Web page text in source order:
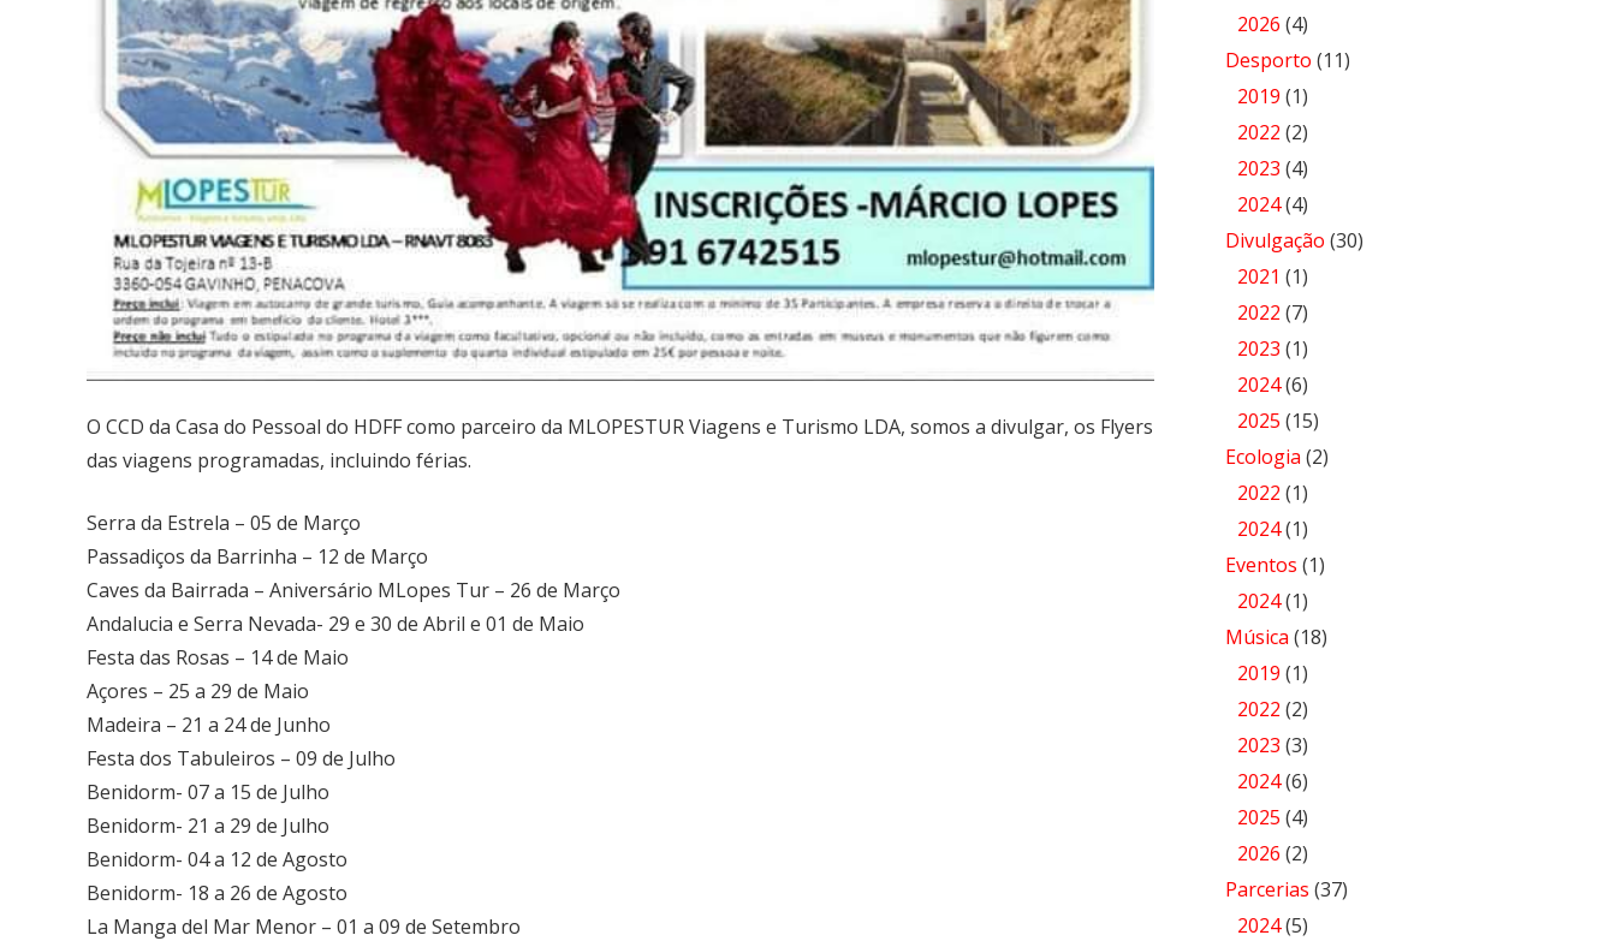
O CCD da Casa do Pessoal do HDFF como parceiro da MLOPESTUR Viagens e Turismo LDA, somos a divulgar, os Flyers
das viagens programadas, incluindo férias.
Serra da Estrela – 05 de Março
Passadiços da Barrinha – 12 de Março
Caves da Bairrada – Aniversário MLopes Tur – 26 de Março
Andalucia e Serra Nevada- 29 e 30 de Abril e 01 de Maio
Festa das Rosas – 14 de Maio
Açores – 25 a 29 de Maio
Madeira – 21 a 24 de Junho
Festa dos Tabuleiros – 09 de Julho
Benidorm- 07 a 15 de Julho
Benidorm- 21 a 29 de Julho
Benidorm- 04 a 12 de Agosto
Benidorm- 18 a 26 de Agosto
La Manga del Mar Menor – 01 a 09 de Setembro
2026 (4)
Desporto (11)
2019 (1)
2022 (2)
2023 (4)
2024(4)
Divulgação (30)
2021 (1)
2022 (7)
2023 (1)
2024(6)
2025 (15)
Ecologia (2)
2022 (1)
2024(1)
Eventos (1)
2024(1)
Música (18)
2019 (1)
2022 (2)
2023 (3)
2024(6)
2025 (4)
2026 (2)
Parcerias (37)
2024(5)